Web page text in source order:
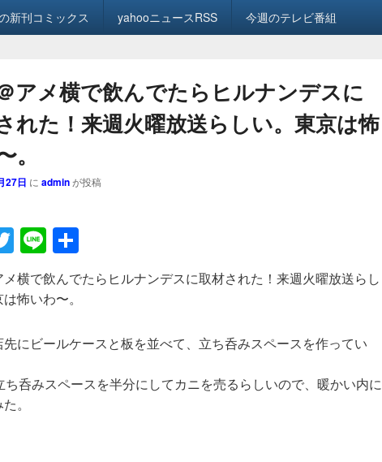
新刊コミックス yahooニュースRSS 今週のテレビ番組
アメ横で飲んでたらヒルナンデスに
れた！来週火曜放送らしい。東京は怖
。
27日 に adminが投稿
T
wi
tt
er
Li
n
e
有
横で飲んでたらヒルナンデスに取材された！来週火曜放送らし
怖いわ〜。
にビールケースと板を並べて、立ち呑みスペースを作ってい
ち呑みスペースを半分にしてカニを売るらしいので、暖かい内に
。